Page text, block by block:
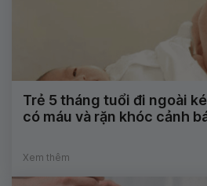
Trẻ 5 tháng tuổi đi ngoài
có máu và rặn khóc cảnh
Xem thêm